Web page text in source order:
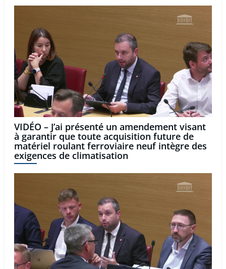
VIDÉO – J’ai présenté un amendement visant
à garantir que toute acquisition future de
matériel roulant ferroviaire neuf intègre des
exigences de climatisation